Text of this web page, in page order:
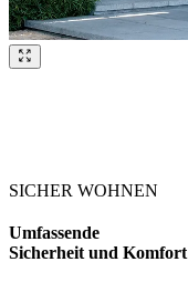
SICHER WOHNEN
Umfassende
Sicherheit und Komfort